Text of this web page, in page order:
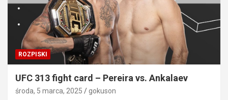
ROZPISKI
UFC 313 fight card – Pereira vs. Ankalaev
środa, 5 marca, 2025 gokuson